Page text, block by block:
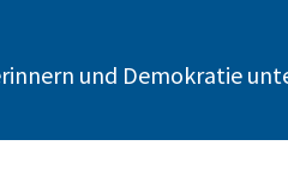
und Demokratie